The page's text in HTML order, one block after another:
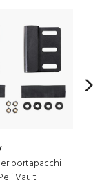
portapacchi
Vault